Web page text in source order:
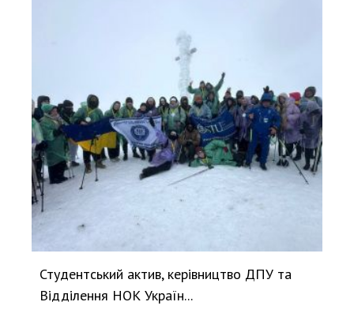
Студентський актив, керівництво ДПУ та
Відділення НОК Україн...